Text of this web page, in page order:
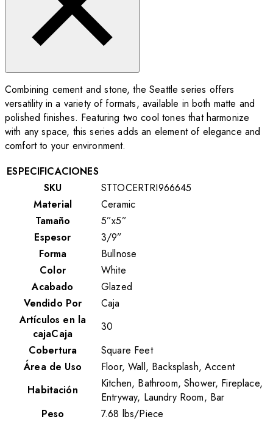
Combining cement and stone, the Seattle series offers
versatility in a variety of formats, available in both matte and
polished finishes. Featuring two cool tones that harmonize
with any space, this series adds an element of elegance and
comfort to your environment.
ESPECIFICACIONES
SKU
STTOCERTRI966645
Material
Ceramic
Tamaño
5”x5”
Espesor
3/9”
Forma
Bullnose
Color
White
Acabado
Glazed
Vendido Por
Caja
Artículos en la
cajaCaja
30
Cobertura
Square Feet
Área de Uso
Floor, Wall, Backsplash, Accent
Habitación
Kitchen, Bathroom, Shower, Fireplace,
Entryway, Laundry Room, Bar
Peso
7.68 lbs/Piece